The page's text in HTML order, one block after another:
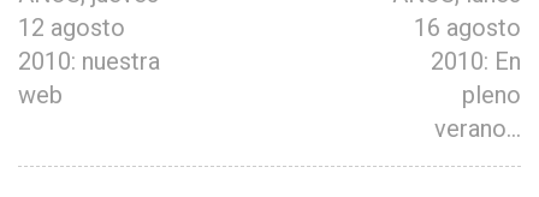
12 agosto
2010: nuestra
web
16 agosto
2010: En
pleno
verano…